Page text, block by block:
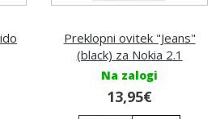
Preklopni ovitek "Jeans"
(black) za Nokia 2.1
Na zalogi
13,95€